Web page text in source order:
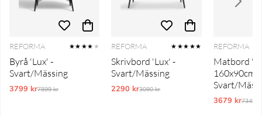
REFORMA ★★★★ ★
Byrå 'Lux' -
Svart/Mässing
3799 krOrdinarie pris:
7899 kr
REFORMA ★★★★★
Skrivbord 'Lux' -
Svart/Mässing
2290 krOrdinarie pris:
3090 kr
REFORMA
Matbord
160x90cm -
Svart/
3679 kr7349 kr